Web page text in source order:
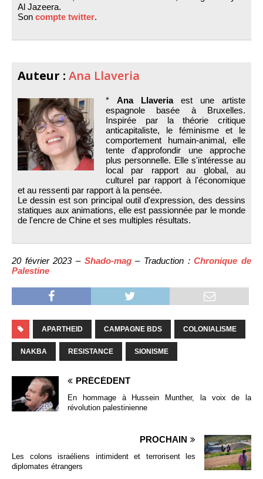
Al Jazeera.
Son compte twitter.
Auteur : Ana Llaveria
* Ana Llaveriaest une artiste
espagnole basée à Bruxelles.
Inspirée par la théorie critique
anticapitaliste, le féminisme et le
comportement humain-animal, elle
tente d'approfondir une approche
plus personnelle. Elle s'intéresse au
local par rapport au global, au
culturel par rapport à l'économique
et au ressenti par rapport à la pensée.
Le dessin est son principal outil d'expression, des dessins
statiques aux animations, elle est passionnée par le monde
de l'encre de Chine et ses multiples résultats.
20 février 2023 – Shado-mag– Traduction :Chronique de
Palestine
APARTHEID CAMPAGNE BDS COLONIALISME
NAKBA RESISTANCE SIONISME
PRÉCÉDENT
En hommage à Hussein Munther, la voix de la
révolution palestinienne
PROCHAIN
Les colons israéliens intimident et terrorisent les
diplomates étrangers